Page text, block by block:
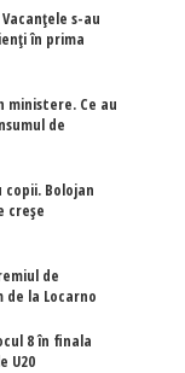
s-au
în prima
ministere. Ce au
de
Bolojan
creșe
de
de la Locarno
8 în finala
U20